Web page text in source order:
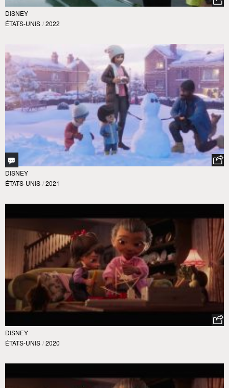
DISNEY
ÉTATS-UNIS / 2022
DISNEY
ÉTATS-UNIS / 2021
DISNEY
ÉTATS-UNIS / 2020